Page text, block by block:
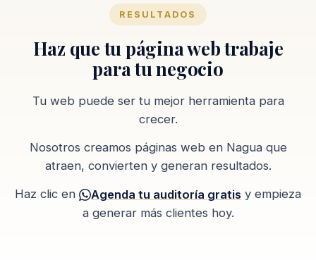
RESULTADOS
Haz que tu página web trabaje
para tu negocio
Tu web puede ser tu mejor herramienta para
crecer.
Nosotros creamos páginas web en Nagua que
atraen, convierten y generan resultados.
Haz clic en
Agenda tu auditoría gratis y empieza
a generar más clientes hoy.